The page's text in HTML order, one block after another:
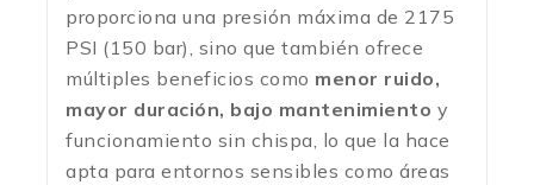
proporciona una presión máxima de 2175
PSI (150 bar), sino que también ofrece
múltiples beneficios como menor ruido,
mayor duración, bajo mantenimiento y
funcionamiento sin chispa, lo que la hace
apta para entornos sensibles como áreas